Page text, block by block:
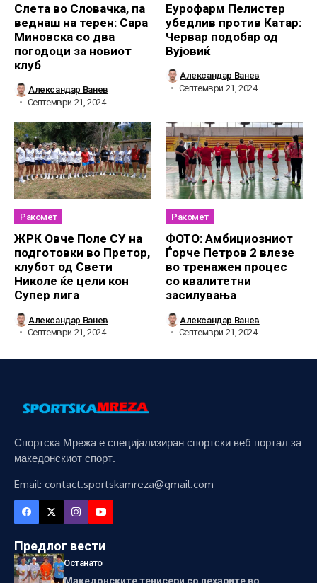
Слетa во Словачка, па
веднаш на терен: Сара
Миновска со два
погодоци за новиот
клуб
Александар Ванев
Септември 21, 2024
Еурофарм Пелистер
убедлив против Катар:
Червар подобар од
Вујовиќ
Александар Ванев
Септември 21, 2024
Ракомет
ЖРК Овче Поле СУ на
подготовки во Претор,
клубот од Свети
Николе ќе цели кон
Супер лига
Александар Ванев
Септември 21, 2024
Ракомет
ФОТО: Амбициозниот
Ѓорче Петров 2 влезе
во тренажен процес
со квалитетни
засилувања
Александар Ванев
Септември 21, 2024
Спортска Мрежа е специјализиран спортски веб портал за
македонскиот спорт.
Email: contact.sportskamreza@gmail.com
Предлог вести
Останато